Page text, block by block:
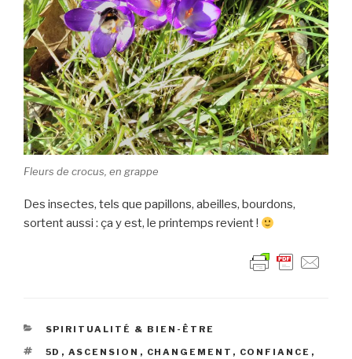
Fleurs de crocus, en grappe
Des insectes, tels que papillons, abeilles, bourdons,
sortent aussi : ça y est, le printemps revient !
CATÉGORIES
SPIRITUALITÉ & BIEN-ÊTRE
ÉTIQUETTES
5D , ASCENSION , CHANGEMENT , CONFIANCE ,